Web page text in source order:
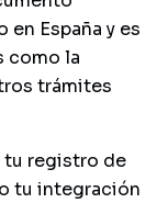
España y es
como la
trámites
tu registro de
tu integración